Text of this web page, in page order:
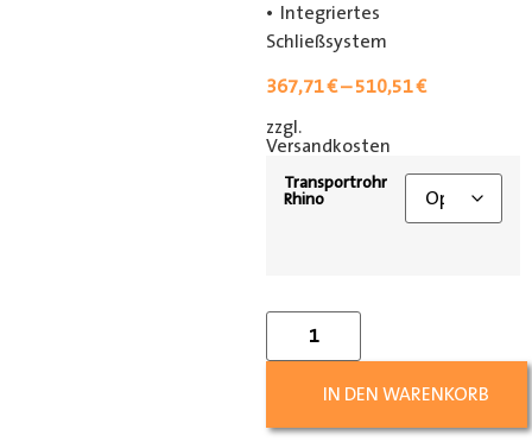
• Integriertes
Schließsystem
367,71€–510,51€
zzgl.
Versandkosten
Transportrohr
Rhino
IN DEN WARENKORB